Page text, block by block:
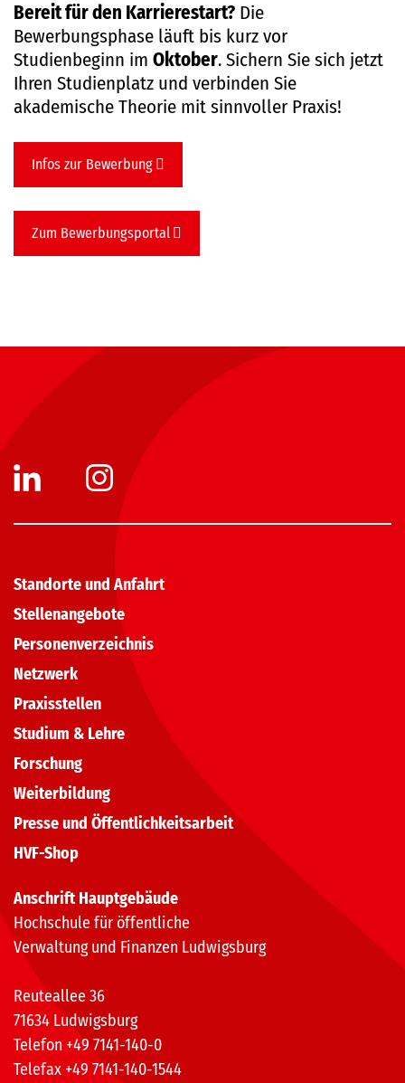
Bereit für den Karrierestart? Die
Bewerbungsphase läuft bis kurz vor
Studienbeginn im Oktober. Sichern Sie sich jetzt
Ihren Studienplatz und verbinden Sie
akademische Theorie mit sinnvoller Praxis!
Infos zur Bewerbung
Zum Bewerbungsportal
Standorte und Anfahrt
Stellenangebote
Personenverzeichnis
Netzwerk
Praxisstellen
Studium & Lehre
Forschung
Weiterbildung
Presse und Öffentlichkeitsarbeit
HVF-Shop
Anschrift Hauptgebäude
Hochschule für öffentliche
Verwaltung und Finanzen Ludwigsburg
Reuteallee 36
71634 Ludwigsburg
Telefon +49 7141-140-0
Telefax +49 7141-140-1544